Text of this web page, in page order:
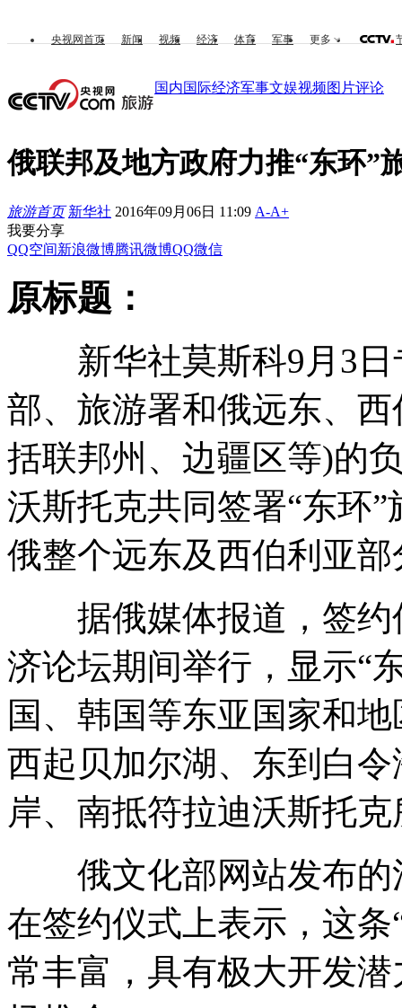
央视网首页 新闻 视频 经济 体育 军事 更多
国内国际经济军事文娱视频图片评论
俄联邦及地方政府力推“东环”
旅游首页 新华社 2016年09月06日 11:09 A-A+
我要分享
QQ空间新浪微博腾讯微博QQ微信
原标题：
新华社莫斯科9月3日
部、旅游署和俄远东、
括联邦州、边疆区等)的
沃斯托克共同签署“东环
俄整个远东及西伯利亚
据俄媒体报道，签约
济论坛期间举行，显示“
国、韩国等东亚国家和
西起贝加尔湖、东到白
岸、南抵符拉迪沃斯托
俄文化部网站发布的
在签约仪式上表示，这
常丰富，具有极大开发